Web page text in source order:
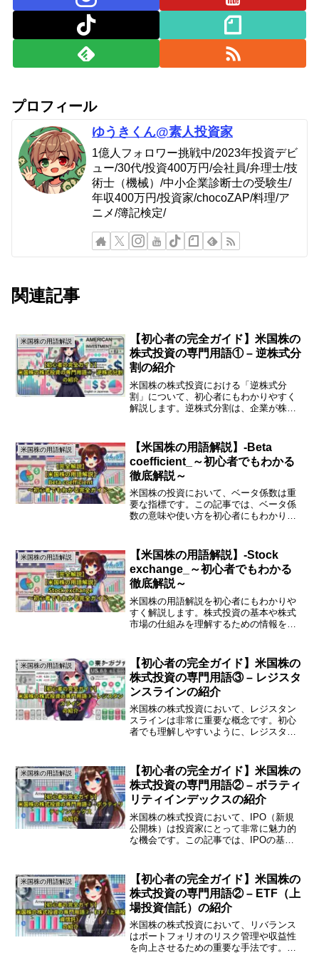
プロフィール
ゆうきくん@素人投資家
1億人フォロワー挑戦中/2023年投資デビ
ュー/30代/投資400万円/会社員/弁理士/技
術士（機械）/中小企業診断士の受験生/
年収400万円/投資家/chocoZAP/料理/ア
ニメ/簿記検定/
関連記事
米国株の用語解説
【初心者の完全ガイド】米国株の
株式投資の専門用語① – 逆株式分
割の紹介
米国株の株式投資における「逆株式分
割」について、初心者にもわかりやすく
解説します。逆株式分割は、企業が株式
割とは？逆株式分割は、企業が発行済み
の株式の数を減少させるプロ...
米国株の用語解説
【米国株の用語解説】-Beta
coefficient_～初心者でもわかる
徹底解説～
米国株の投資において、ベータ係数は重
要な指標です。この記事では、ベータ係
数の意味や使い方を初心者にもわかりや
全体に対してどれくらいのリスクを持っ
ているかを示す指標です。...
米国株の用語解説
【米国株の用語解説】-Stock
exchange_～初心者でもわかる
徹底解説～
米国株の用語解説を初心者にもわかりや
すく解説します。株式投資の基本や株式
市場の仕組みを理解するための情報を提
行する証券のことです。株式を購入する
ことで、その企業のオーナ...
米国株の用語解説
【初心者の完全ガイド】米国株の
株式投資の専門用語③ – レジスタ
ンスラインの紹介
米国株の株式投資において、レジスタン
スラインは非常に重要な概念です。初心
者でも理解しやすいように、レジスタン
ンとは何かレジスタンスラインは、株価
が上昇する際に、その上昇...
米国株の用語解説
【初心者の完全ガイド】米国株の
株式投資の専門用語② – ボラティ
リティインデックスの紹介
米国株の株式投資において、IPO（新規
公開株）は投資家にとって非常に魅力的
な機会です。この記事では、IPOの基本
します。IPO（新規公開株）とは？IPOと
は「Initi...
米国株の用語解説
【初心者の完全ガイド】米国株の
株式投資の専門用語② – ETF（上
場投資信託）の紹介
米国株の株式投資において、リバランス
はポートフォリオのリスク管理や収益性
を向上させるための重要な手法です。こ